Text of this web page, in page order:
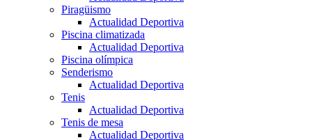
Piragüismo
Actualidad Deportiva
Piscina climatizada
Actualidad Deportiva
Piscina olímpica
Senderismo
Actualidad Deportiva
Tenis
Actualidad Deportiva
Tenis de mesa
Actualidad Deportiva